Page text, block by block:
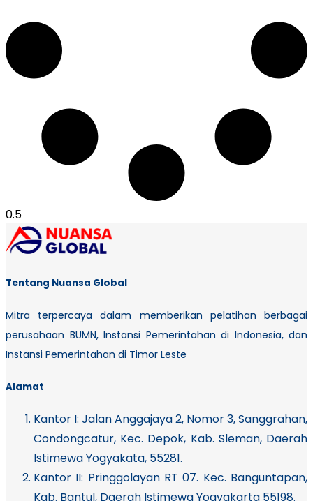
Tentang Nuansa Global
Mitra terpercaya dalam memberikan pelatihan berbagai
perusahaan BUMN, Instansi Pemerintahan di Indonesia, dan
Instansi Pemerintahan di Timor Leste
Alamat
Kantor I: Jalan Anggajaya 2, Nomor 3, Sanggrahan,
Condongcatur, Kec. Depok, Kab. Sleman, Daerah
Istimewa Yogyakata, 55281.
Kantor II: Pringgolayan RT 07. Kec. Banguntapan,
Kab. Bantul, Daerah Istimewa Yogyakarta 55198.